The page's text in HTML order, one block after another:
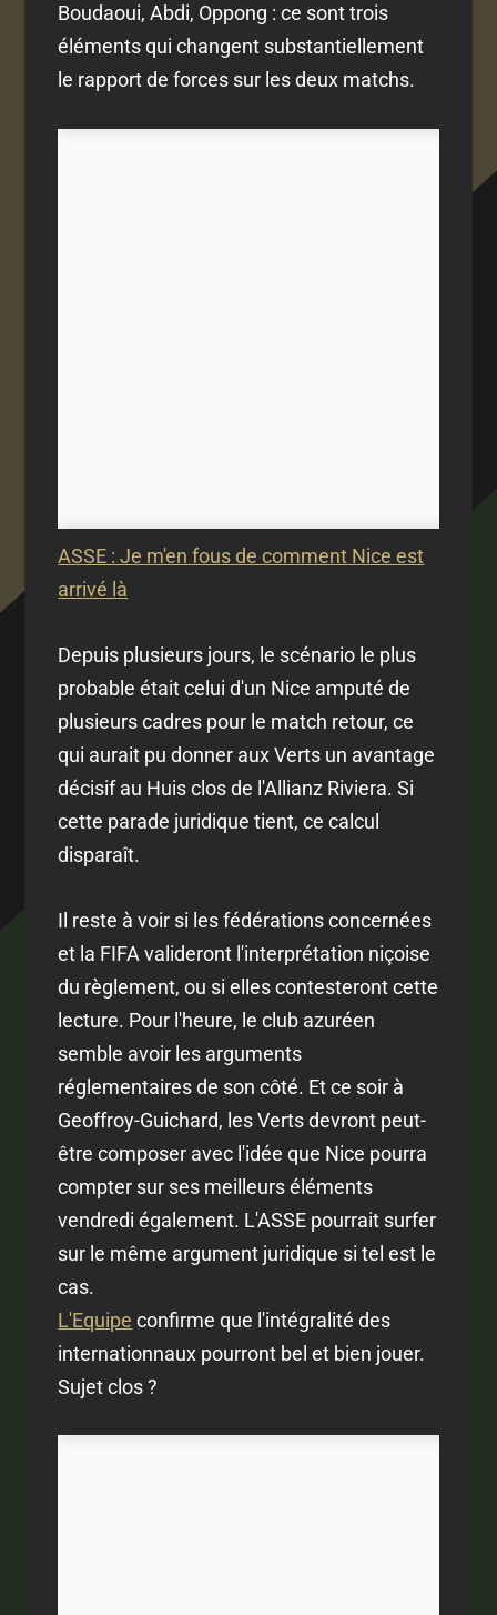
Boudaoui, Abdi, Oppong : ce sont trois
éléments qui changent substantiellement
le rapport de forces sur les deux matchs.
ASSE : Je m'en fous de comment Nice est
arrivé là
Depuis plusieurs jours, le scénario le plus
probable était celui d'un Nice amputé de
plusieurs cadres pour le match retour, ce
qui aurait pu donner aux Verts un avantage
décisif au Huis clos de l'Allianz Riviera. Si
cette parade juridique tient, ce calcul
disparaît.
Il reste à voir si les fédérations concernées
et la FIFA valideront l'interprétation niçoise
du règlement, ou si elles contesteront cette
lecture. Pour l'heure, le club azuréen
semble avoir les arguments
réglementaires de son côté. Et ce soir à
Geoffroy-Guichard, les Verts devront peut-
être composer avec l'idée que Nice pourra
compter sur ses meilleurs éléments
vendredi également. L'ASSE pourrait surfer
sur le même argument juridique si tel est le
cas.
L'Equipe confirme que l'intégralité des
internationnaux pourront bel et bien jouer.
Sujet clos ?